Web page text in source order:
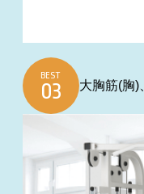
BEST
大胸筋(胸)